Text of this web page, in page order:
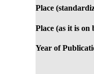
Place
Place (as it is on
Year of